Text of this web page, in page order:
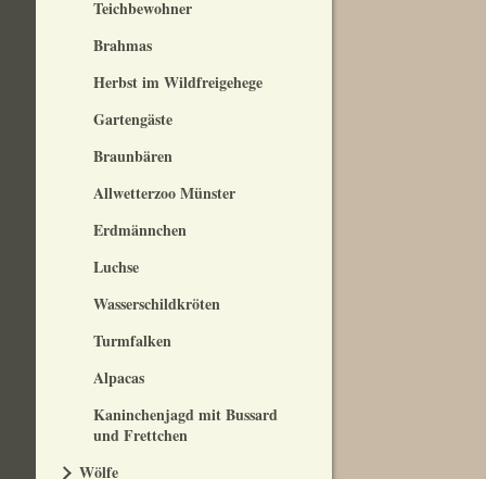
Teichbewohner
Brahmas
Herbst im Wildfreigehege
Gartengäste
Braunbären
Allwetterzoo Münster
Erdmännchen
Luchse
Wasserschildkröten
Turmfalken
Alpacas
Kaninchenjagd mit Bussard
und Frettchen
Wölfe